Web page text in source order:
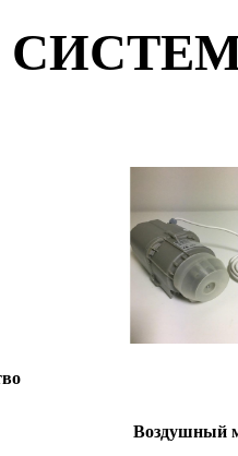
Воздушный